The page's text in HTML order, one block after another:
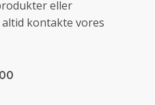
eller
kontakte vores